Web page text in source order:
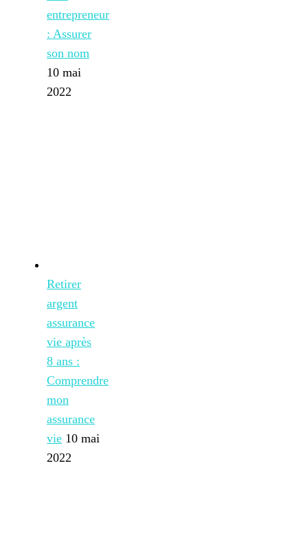
entrepreneur
: Assurer
son nom
10 mai
2022
Retirer
argent
assurance
vie après
8 ans :
Comprendre
mon
assurance
vie 10 mai
2022